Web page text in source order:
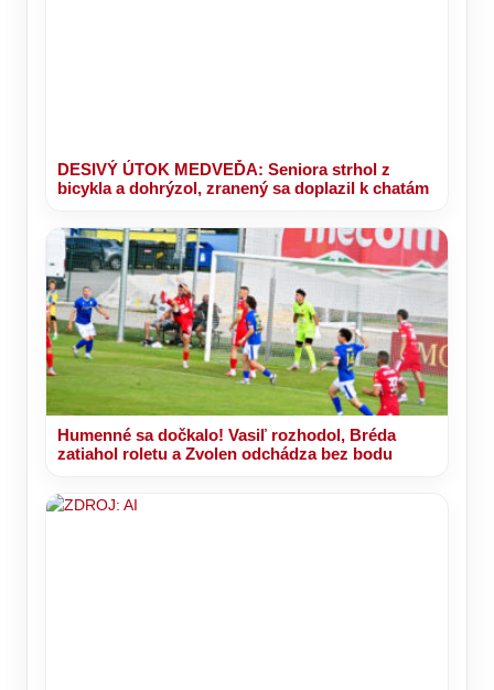
DESIVÝ ÚTOK MEDVEĎA: Seniora strhol z
bicykla a dohrýzol, zranený sa doplazil k chatám
Humenné sa dočkalo! Vasiľ rozhodol, Bréda
zatiahol roletu a Zvolen odchádza bez bodu